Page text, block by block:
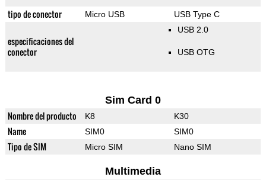
tipo de conector Micro USB USB Type C
especificaciones del
conector
USB 2.0
USB OTG
Sim Card 0
Nombre del producto K8 K30
Name SIM0 SIM0
Tipo de SIM Micro SIM Nano SIM
Multimedia